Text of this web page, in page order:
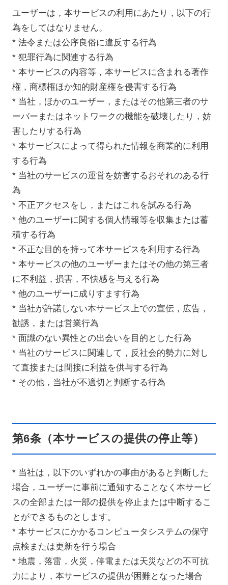
ユーザーは，本サービスの利用にあたり，以下の行
為をしてはなりません。
* 法令または公序良俗に違反する行為
* 犯罪行為に関連する行為
* 本サービスの内容等，本サービスに含まれる著作
権，商標権ほか知的財産権を侵害する行為
* 当社，ほかのユーザー，またはその他第三者のサ
ーバーまたはネットワークの機能を破壊したり，妨
害したりする行為
* 本サービスによって得られた情報を商業的に利用
する行為
* 当社のサービスの運営を妨害するおそれのある行
為
* 不正アクセスをし，またはこれを試みる行為
* 他のユーザーに関する個人情報等を収集または蓄
積する行為
* 不正な目的を持って本サービスを利用する行為
* 本サービスの他のユーザーまたはその他の第三者
に不利益，損害，不快感を与える行為
* 他のユーザーに成りすます行為
* 当社が許諾しない本サービス上での宣伝，広告，
勧誘，または営業行為
* 面識のない異性との出会いを目的とした行為
* 当社のサービスに関連して，反社会的勢力に対し
て直接または間接に利益を供与する行為
* その他，当社が不適切と判断する行為
第6条（本サービスの提供の停止等）
* 当社は，以下のいずれかの事由があると判断した
場合，ユーザーに事前に通知することなく本サービ
スの全部または一部の提供を停止または中断するこ
とができるものとします。
* 本サービスにかかるコンピュータシステムの保守
点検または更新を行う場合
* 地震，落雷，火災，停電または天災などの不可抗
力により，本サービスの提供が困難となった場合